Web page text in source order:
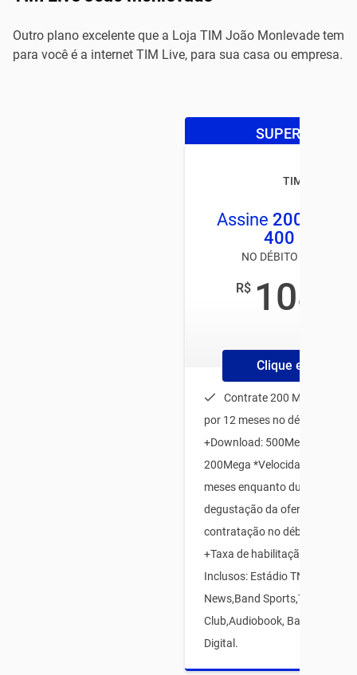
Outro plano excelente que a Loja TIM João Monlevade tem
para você é a internet TIM Live, para sua casa ou empresa.
SUPER OFERTA
TIM LIVE
Assine 200MB
400 MEGA
NO DÉBITO
R$ 108
Clique e Contrate
Contrate 200 MEGA e leve
por 12 meses no débito
+Download: 500Mega e
200Mega *Velocidades
meses enquanto durar o
degustação da oferta,
contratação no débito
+Taxa de habilitação12x R$15
Inclusos: Estádio TNT
News,Band Sports,TIM Games
Club,Audiobook, Babbel eTIM
Digital.